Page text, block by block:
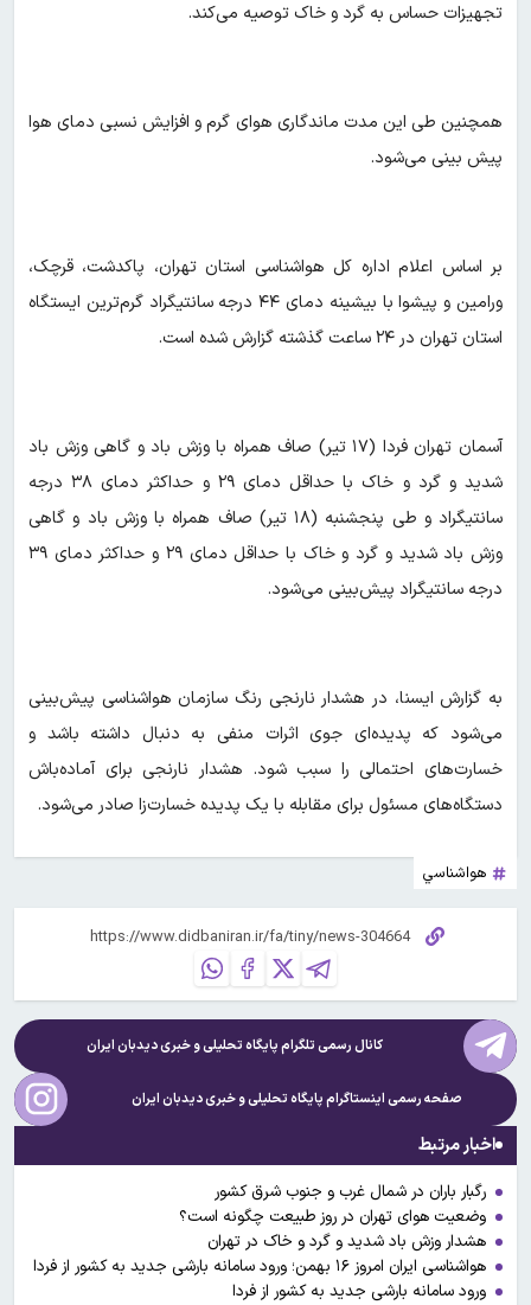
تجهیزات حساس به گرد و خاک توصیه می‌کند.
همچنین طی این مدت ماندگاری هوای گرم و افزایش نسبی دمای هوا
پیش بینی می‌شود.
بر اساس اعلام اداره کل هواشناسی استان تهران، پاکدشت، قرچک،
ورامین و پیشوا با بیشینه دمای ۴۴ درجه سانتیگراد گرم‌ترین ایستگاه
استان تهران در ۲۴ ساعت گذشته گزارش شده است.
آسمان تهران فردا (۱۷ تیر) صاف همراه با وزش باد و گاهی وزش باد
شدید و گرد و خاک با حداقل دمای ۲۹ و حداکثر دمای ۳۸ درجه
سانتیگراد و طی پنجشنبه (۱۸ تیر) صاف همراه با وزش باد و گاهی
وزش باد شدید و گرد و خاک با حداقل دمای ۲۹ و حداکثر دمای ۳۹
درجه سانتیگراد پیش‌بینی می‌شود.
به گزارش ایسنا، در هشدار نارنجی ‌رنگ سازمان هواشناسی پیش‌بینی
می‌شود که پدیده‌ای جوی اثرات منفی به دنبال داشته باشد و
خسارت‌های احتمالی را سبب شود. هشدار نارنجی برای آماده‌باش
دستگاه‌های مسئول برای مقابله با یک پدیده خسارت‌زا صادر می‌شود.
هواشناسي
کانال رسمی تلگرام پایگاه تحلیلی و خبریدیدبان ایران
صفحه رسمی اینستاگرام پایگاه تحلیلی و خبریدیدبان ایران
اخبار مرتبط
رگبار باران در شمال غرب و جنوب شرق کشور
وضعیت هوای تهران در روز طبیعت چگونه است؟
هشدار وزش باد شدید و گرد و خاک در تهران
هواشناسی ایران امروز ۱۶ بهمن؛ ورود سامانه بارشی جدید به کشور از فردا
ورود سامانه بارشی جدید به کشور از فردا